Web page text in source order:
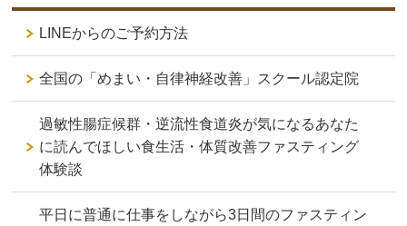
LINEからのご予約方法
全国の「めまい・自律神経改善」スクール認定院
過敏性腸症候群・逆流性食道炎が気になるあなた
に読んでほしい食生活・体質改善ファスティング
体験談
平日に普通に仕事をしながら3日間のファスティン